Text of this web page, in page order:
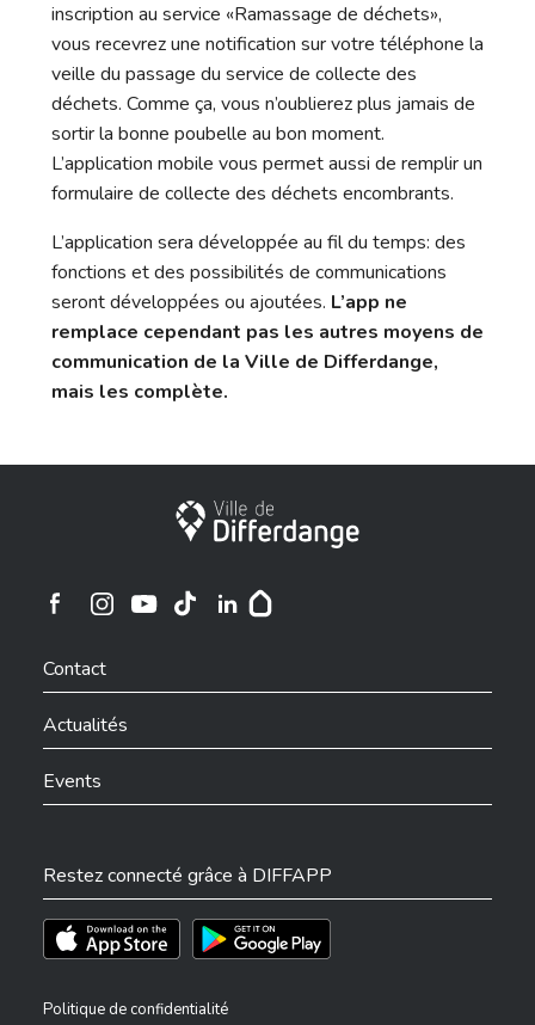
inscription au service «Ramassage de déchets»,
vous recevrez une notification sur votre téléphone la
veille du passage du service de collecte des
déchets. Comme ça, vous n’oublierez plus jamais de
sortir la bonne poubelle au bon moment.
L’application mobile vous permet aussi de remplir un
formulaire de collecte des déchets encombrants.
L’application sera développée au fil du temps: des
fonctions et des possibilités de communications
seront développées ou ajoutées. L’app ne
remplace cependant pas les autres moyens de
communication de la Ville de Differdange,
mais les complète.
Ville de Differdange
Ville de Differdange sur Instagram
Contact
Actualités
Events
Restez connecté grâce à DIFFAPP
Téléchargez l'app sur l'App StoreTéléchargez l'app sur Play Store
Politique de confidentialité